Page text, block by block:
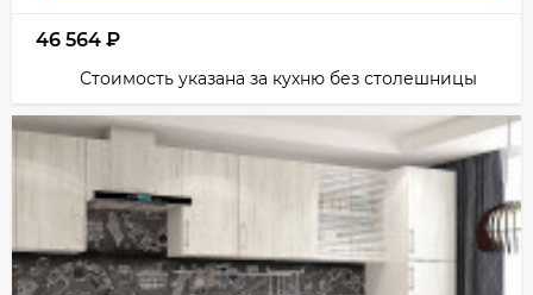
46 564 ₽
Стоимость указана за кухню без столешницы